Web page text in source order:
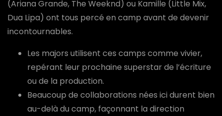
(Ariana Grande, The Weeknd) ou Kamille (Little Mix,
Dua Lipa) ont tous percé en camp avant de devenir
incontournables.
Les majors utilisent ces camps comme vivier,
repérant leur prochaine superstar de l’écriture
ou de la production.
Beaucoup de collaborations nées ici durent bien
au-delà du camp, façonnant la direction